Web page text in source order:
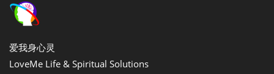
爱我身心灵
LoveMe Life & Spiritual Solutions